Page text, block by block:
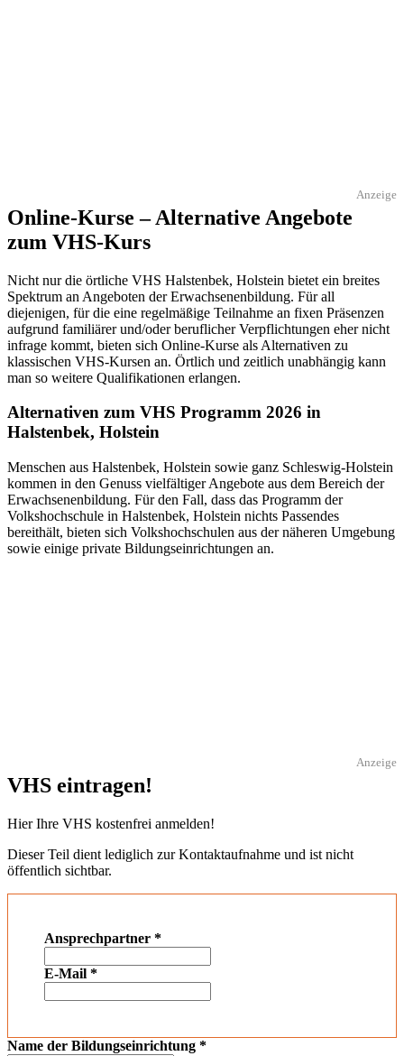
Anzeige
Online-Kurse – Alternative Angebote
zum VHS-Kurs
Nicht nur die örtliche VHS Halstenbek, Holstein bietet ein breites
Spektrum an Angeboten der Erwachsenenbildung. Für all
diejenigen, für die eine regelmäßige Teilnahme an fixen Präsenzen
aufgrund familiärer und/oder beruflicher Verpflichtungen eher nicht
infrage kommt, bieten sich Online-Kurse als Alternativen zu
klassischen VHS-Kursen an. Örtlich und zeitlich unabhängig kann
man so weitere Qualifikationen erlangen.
Alternativen zum VHS Programm 2026 in
Halstenbek, Holstein
Menschen aus Halstenbek, Holstein sowie ganz Schleswig-Holstein
kommen in den Genuss vielfältiger Angebote aus dem Bereich der
Erwachsenenbildung. Für den Fall, dass das Programm der
Volkshochschule in Halstenbek, Holstein nichts Passendes
bereithält, bieten sich Volkshochschulen aus der näheren Umgebung
sowie einige private Bildungseinrichtungen an.
Anzeige
VHS eintragen!
Hier Ihre VHS kostenfrei anmelden!
Dieser Teil dient lediglich zur Kontaktaufnahme und ist nicht
öffentlich sichtbar.
Ansprechpartner *
E-Mail *
Name der Bildungseinrichtung *